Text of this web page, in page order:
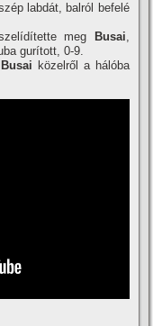
labdát, balról befelé
meg
Busai,
gurí­tott, 0-9.
Busai közelről a hálóba